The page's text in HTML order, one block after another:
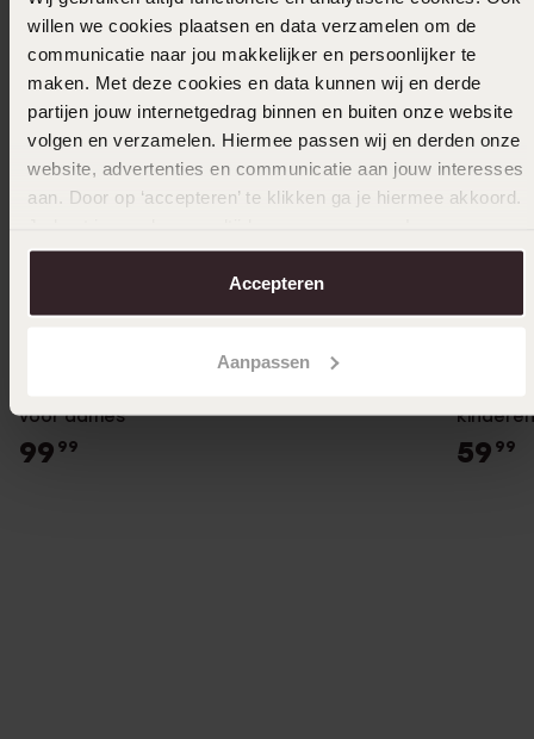
willen we cookies plaatsen en data verzamelen om de
communicatie naar jou makkelijker en persoonlijker te
maken. Met deze cookies en data kunnen wij en derde
partijen jouw internetgedrag binnen en buiten onze website
volgen en verzamelen. Hiermee passen wij en derden onze
website, advertenties en communicatie aan jouw interesses
aan. Door op ‘accepteren’ te klikken ga je hiermee akkoord.
over in onscookiebeleid.
Accepteren
Aanpassen
voor dames
99 99
kinderen
59 99